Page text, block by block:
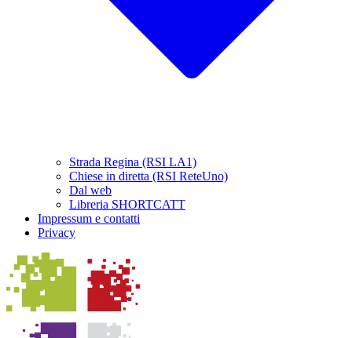
Strada Regina (RSI LA1)
Chiese in diretta (RSI ReteUno)
Dal web
Libreria SHORTCATT
Impressum e contatti
Privacy